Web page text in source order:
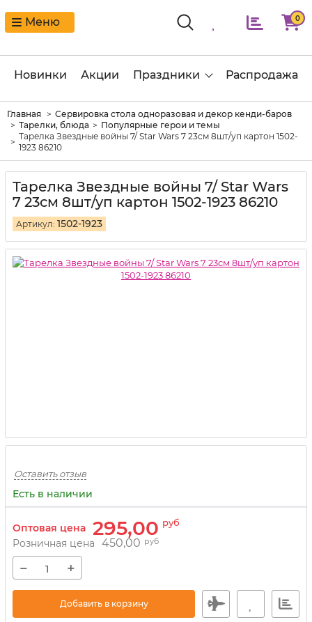
Меню 0
Новинки Акции Праздники Распродажа
Главная
Сервировка стола одноразовая и декор кенди-баров
Тарелки, блюда
Популярные герои и темы
Тарелка Звездные войны 7/ Star Wars 7 23см 8шт/уп картон 1502-
1923 86210
Тарелка Звездные войны 7/ Star Wars
7 23см 8шт/уп картон 1502-1923 86210
Артикул: 1502-1923
Оставить отзыв
Есть в наличии
Оптовая цена 295,00 руб
Розничная цена 450,00 руб
− +
Добавить в корзину